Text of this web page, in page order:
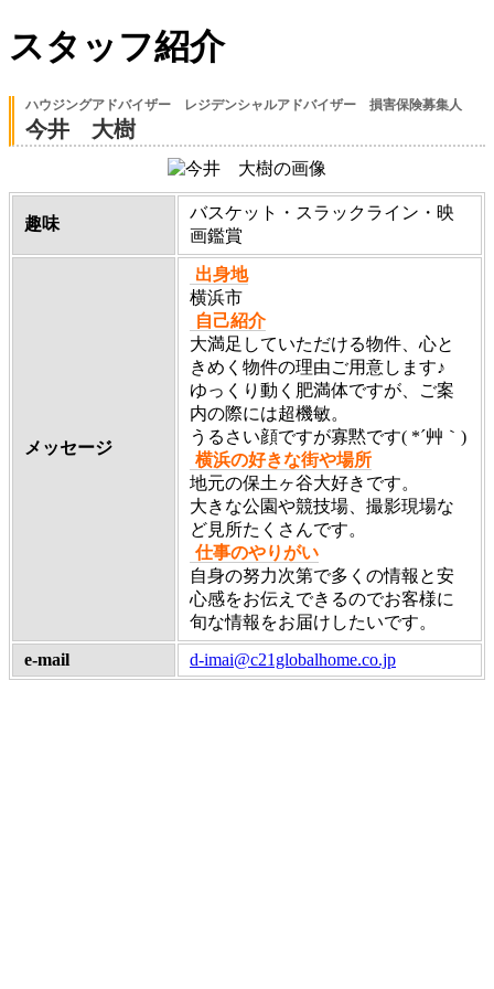
スタッフ紹介
ハウジングアドバイザー レジデンシャルアドバイザー 損害保険募集人
今井 大樹
趣味
バスケット・スラックライン・映
画鑑賞
メッセージ
出身地
横浜市
自己紹介
大満足していただける物件、心と
きめく物件の理由ご用意します♪
ゆっくり動く肥満体ですが、ご案
内の際には超機敏。
うるさい顔ですが寡黙です( *´艸｀)
横浜の好きな街や場所
地元の保土ヶ谷大好きです。
大きな公園や競技場、撮影現場な
ど見所たくさんです。
仕事のやりがい
自身の努力次第で多くの情報と安
心感をお伝えできるのでお客様に
旬な情報をお届けしたいです。
e-mail
d-imai@c21globalhome.co.jp